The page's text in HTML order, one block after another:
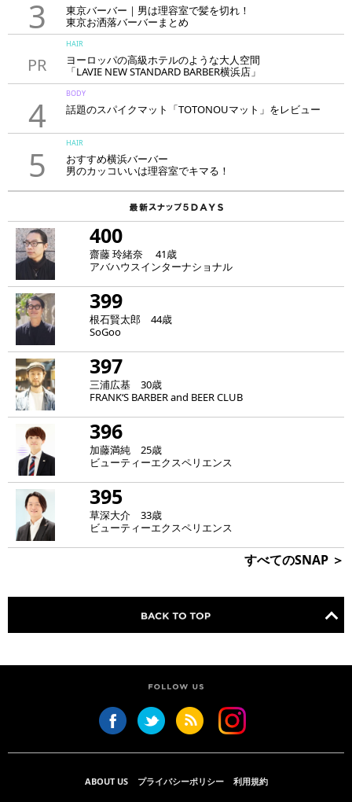
3
東京バーバー｜男は理容室で髪を切れ！
東京お洒落バーバーまとめ
PR
HAIR
ヨーロッパの高級ホテルのような大人空間
「LAVIE NEW STANDARD BARBER横浜店」
4
BODY
話題のスパイクマット「TOTONOUマット」をレビュー
5
HAIR
おすすめ横浜バーバー
男のカッコいいは理容室でキマる！
400
齋藤 玲緒奈 41歳
アバハウスインターナショナル
399
根石賢太郎 44歳
SoGoo
397
三浦広基 30歳
FRANK‘S BARBER and BEER CLUB
396
加藤満純 25歳
ビューティーエクスペリエンス
395
草深大介 33歳
ビューティーエクスペリエンス
すべてのSNAP ＞
ABOUT US プライバシーポリシー 利用規約